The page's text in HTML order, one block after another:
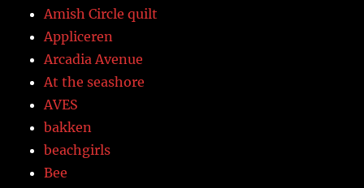
Amish Circle quilt
Appliceren
Arcadia Avenue
At the seashore
AVES
bakken
beachgirls
Bee